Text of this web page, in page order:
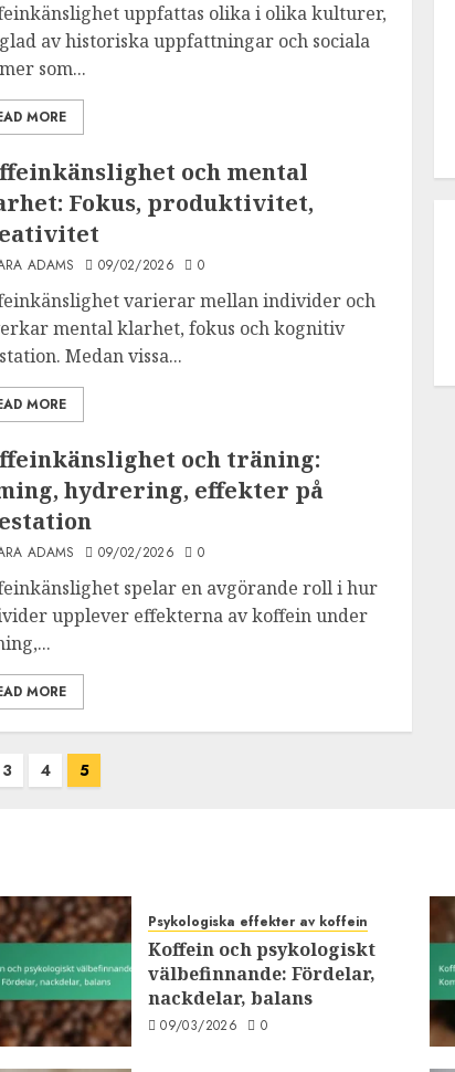
uppfattas olika i olika kulturer,
av historiska uppfattningar och sociala
som...
MORE
och mental
Fokus, produktivitet,
ADAMS 09/02/2026 0
varierar mellan individer och
mental klarhet, fokus och kognitiv
Medan vissa...
MORE
och träning:
hydrering, effekter på
ADAMS 09/02/2026 0
spelar en avgörande roll i hur
upplever effekterna av koffein under
MORE
3 4 5
Psykologiska effekter av koffein
Koffein och psykologiskt
välbefinnande: Fördelar,
nackdelar, balans
09/03/2026 0